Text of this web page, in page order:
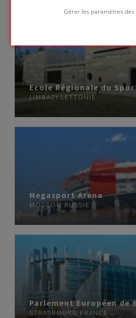
Gérer les paramètres des
Ecole Régionale du
LIMBAZI LETTONIE
Megasport Arena
MOSCOU RUSSIE
Parlement Européen de
STRASBOURG FRANCE